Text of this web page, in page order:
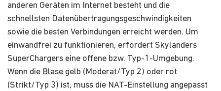
anderen Geräten im Internet besteht und die
schnellsten Datenübertragungsgeschwindigkeiten
sowie die besten Verbindungen erreicht werden. Um
einwandfrei zu funktionieren, erfordert Skylanders
SuperChargers eine offene bzw. Typ-1-Umgebung.
Wenn die Blase gelb (Moderat/Typ 2) oder rot
(Strikt/Typ 3) ist, muss die NAT-Einstellung angepasst